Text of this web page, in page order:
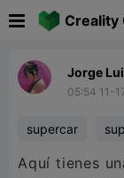
Creality
Jorge
05:54 11-
supercar
Aquí tienes